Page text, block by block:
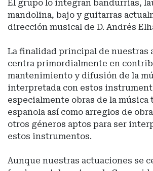
El grupo lo integran bandurrias,
mandolina, bajo y guitarras
dirección musical de D. Andrés
La finalidad principal de nuestras
centra primordialmente en
mantenimiento y difusión de la
interpretada con estos
especialmente obras de la
española así como arreglos de
otros géneros aptos para ser
estos instrumentos.
Aunque nuestras actuaciones se